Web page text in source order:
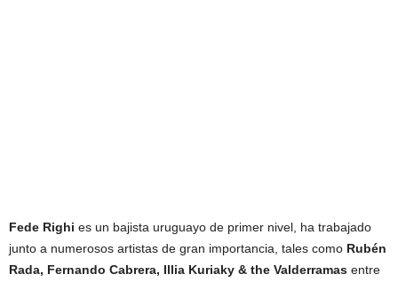
Fede Righi es un bajista uruguayo de primer nivel, ha trabajado
junto a numerosos artistas de gran importancia, tales como Rubén
Rada, Fernando Cabrera, Illia Kuriaky & the Valderramas entre